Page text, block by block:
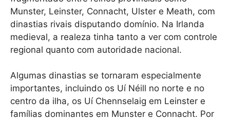
Munster, Leinster, Connacht, Ulster e Meath, com
dinastias rivais disputando domínio. Na Irlanda
medieval, a realeza tinha tanto a ver com controle
regional quanto com autoridade nacional.
Algumas dinastias se tornaram especialmente
importantes, incluindo os Uí Néill no norte e no
centro da ilha, os Uí Chennselaig em Leinster e
famílias dominantes em Munster e Connacht. Por